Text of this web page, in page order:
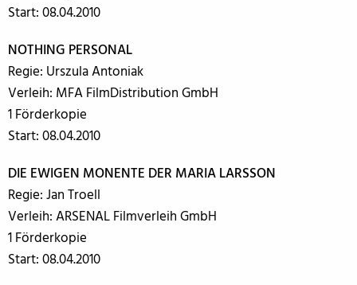
Start: 08.04.2010
NOTHING PERSONAL
Regie: Urszula Antoniak
Verleih: MFA FilmDistribution GmbH
1 Förderkopie
Start: 08.04.2010
DIE EWIGEN MONENTE DER MARIA LARSSON
Regie: Jan Troell
Verleih: ARSENAL Filmverleih GmbH
1 Förderkopie
Start: 08.04.2010